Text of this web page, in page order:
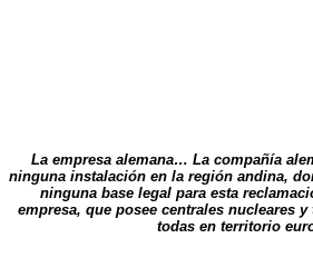
La empresa alemana… La compañía
ninguna instalación en la región andina,
ninguna base legal para esta
empresa, que posee centrales nucleares
todas en territorio